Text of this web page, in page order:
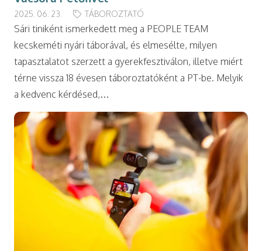
2025. 06. 23. TÁBOROZTATÓ
Sári tiniként ismerkedett meg a PEOPLE TEAM
kecskeméti nyári táborával, és elmesélte, milyen
tapasztalatot szerzett a gyerekfesztiválon, illetve miért
térne vissza 18 évesen táboroztatóként a PT-be. Melyik
a kedvenc kérdésed,…